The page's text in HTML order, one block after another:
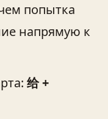
попытка
напрямую к
给 +